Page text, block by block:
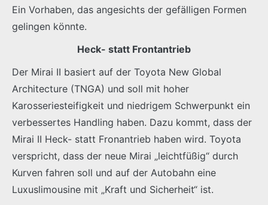
Ein Vorhaben, das angesichts der gefälligen Formen
gelingen könnte.
Heck- statt Frontantrieb
Der Mirai II basiert auf der Toyota New Global
Architecture (TNGA) und soll mit hoher
Karosseriesteifigkeit und niedrigem Schwerpunkt ein
verbessertes Handling haben. Dazu kommt, dass der
Mirai II Heck- statt Fronantrieb haben wird. Toyota
verspricht, dass der neue Mirai „leichtfüßig“ durch
Kurven fahren soll und auf der Autobahn eine
Luxuslimousine mit „Kraft und Sicherheit“ ist.